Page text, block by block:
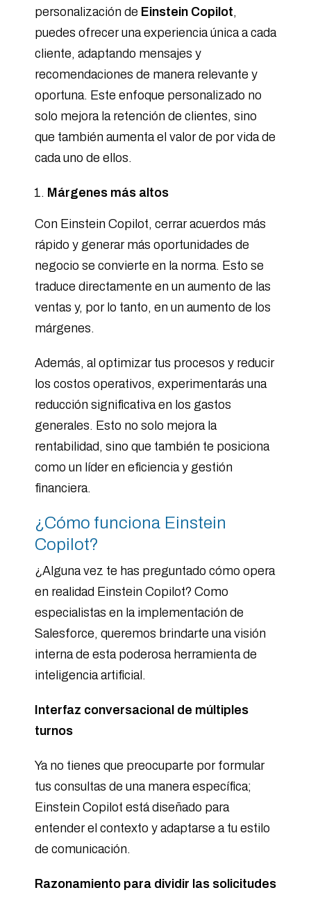
personalización de Einstein Copilot,
puedes ofrecer una experiencia única a cada
cliente, adaptando mensajes y
recomendaciones de manera relevante y
oportuna. Este enfoque personalizado no
solo mejora la retención de clientes, sino
que también aumenta el valor de por vida de
cada uno de ellos.
Márgenes más altos
Con Einstein Copilot, cerrar acuerdos más
rápido y generar más oportunidades de
negocio se convierte en la norma. Esto se
traduce directamente en un aumento de las
ventas y, por lo tanto, en un aumento de los
márgenes.
Además, al optimizar tus procesos y reducir
los costos operativos, experimentarás una
reducción significativa en los gastos
generales. Esto no solo mejora la
rentabilidad, sino que también te posiciona
como un líder en eficiencia y gestión
financiera.
¿Cómo funciona Einstein
Copilot?
¿Alguna vez te has preguntado cómo opera
en realidad Einstein Copilot? Como
especialistas en la implementación de
Salesforce, queremos brindarte una visión
interna de esta poderosa herramienta de
inteligencia artificial.
Interfaz conversacional de múltiples
turnos
Ya no tienes que preocuparte por formular
tus consultas de una manera específica;
Einstein Copilot está diseñado para
entender el contexto y adaptarse a tu estilo
de comunicación.
Razonamiento para dividir las solicitudes